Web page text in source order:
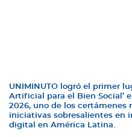
UNIMINUTO logró el primer
Artificial para el Bien Social’
2026, uno de los certámenes
iniciativas sobresalientes en
digital en América Latina.